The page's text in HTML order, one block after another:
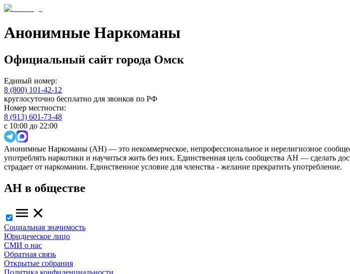
Анонимные Наркоманы
Официальный сайт города Омск
Единый номер:
8 (800) 101-42-12
круглосуточно бесплатно для звонков по РФ
Номер местности:
8 (913) 601-73-48
с 10:00 до 22:00
Анонимные Наркоманы (АН) — это некоммерческое, непрофессиональное и нерелигиозное
употреблять наркотики и научиться жить без них. Единственная цель сообщества АН — сделать
страдает от наркомании. Единственное условие для членства - желание прекратить употребление.
АН в обществе
Социальная значимость
Юридическое лицо
СМИ о нас
Обратная связь
Открытые собрания
Политика конфиденциальности